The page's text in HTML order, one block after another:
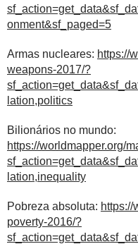
onment&sf_paged=5
Armas nucleares: https://
weapons-2017/?
lation,politics
Bilionários no mundo:
https://worldmapper.org/
lation,inequality
Pobreza absoluta: https://
poverty-2016/?